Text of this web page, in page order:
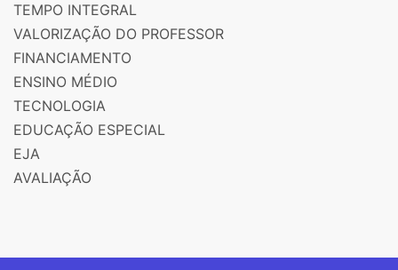
TEMPO INTEGRAL
VALORIZAÇÃO DO PROFESSOR
FINANCIAMENTO
ENSINO MÉDIO
TECNOLOGIA
EDUCAÇÃO ESPECIAL
EJA
AVALIAÇÃO